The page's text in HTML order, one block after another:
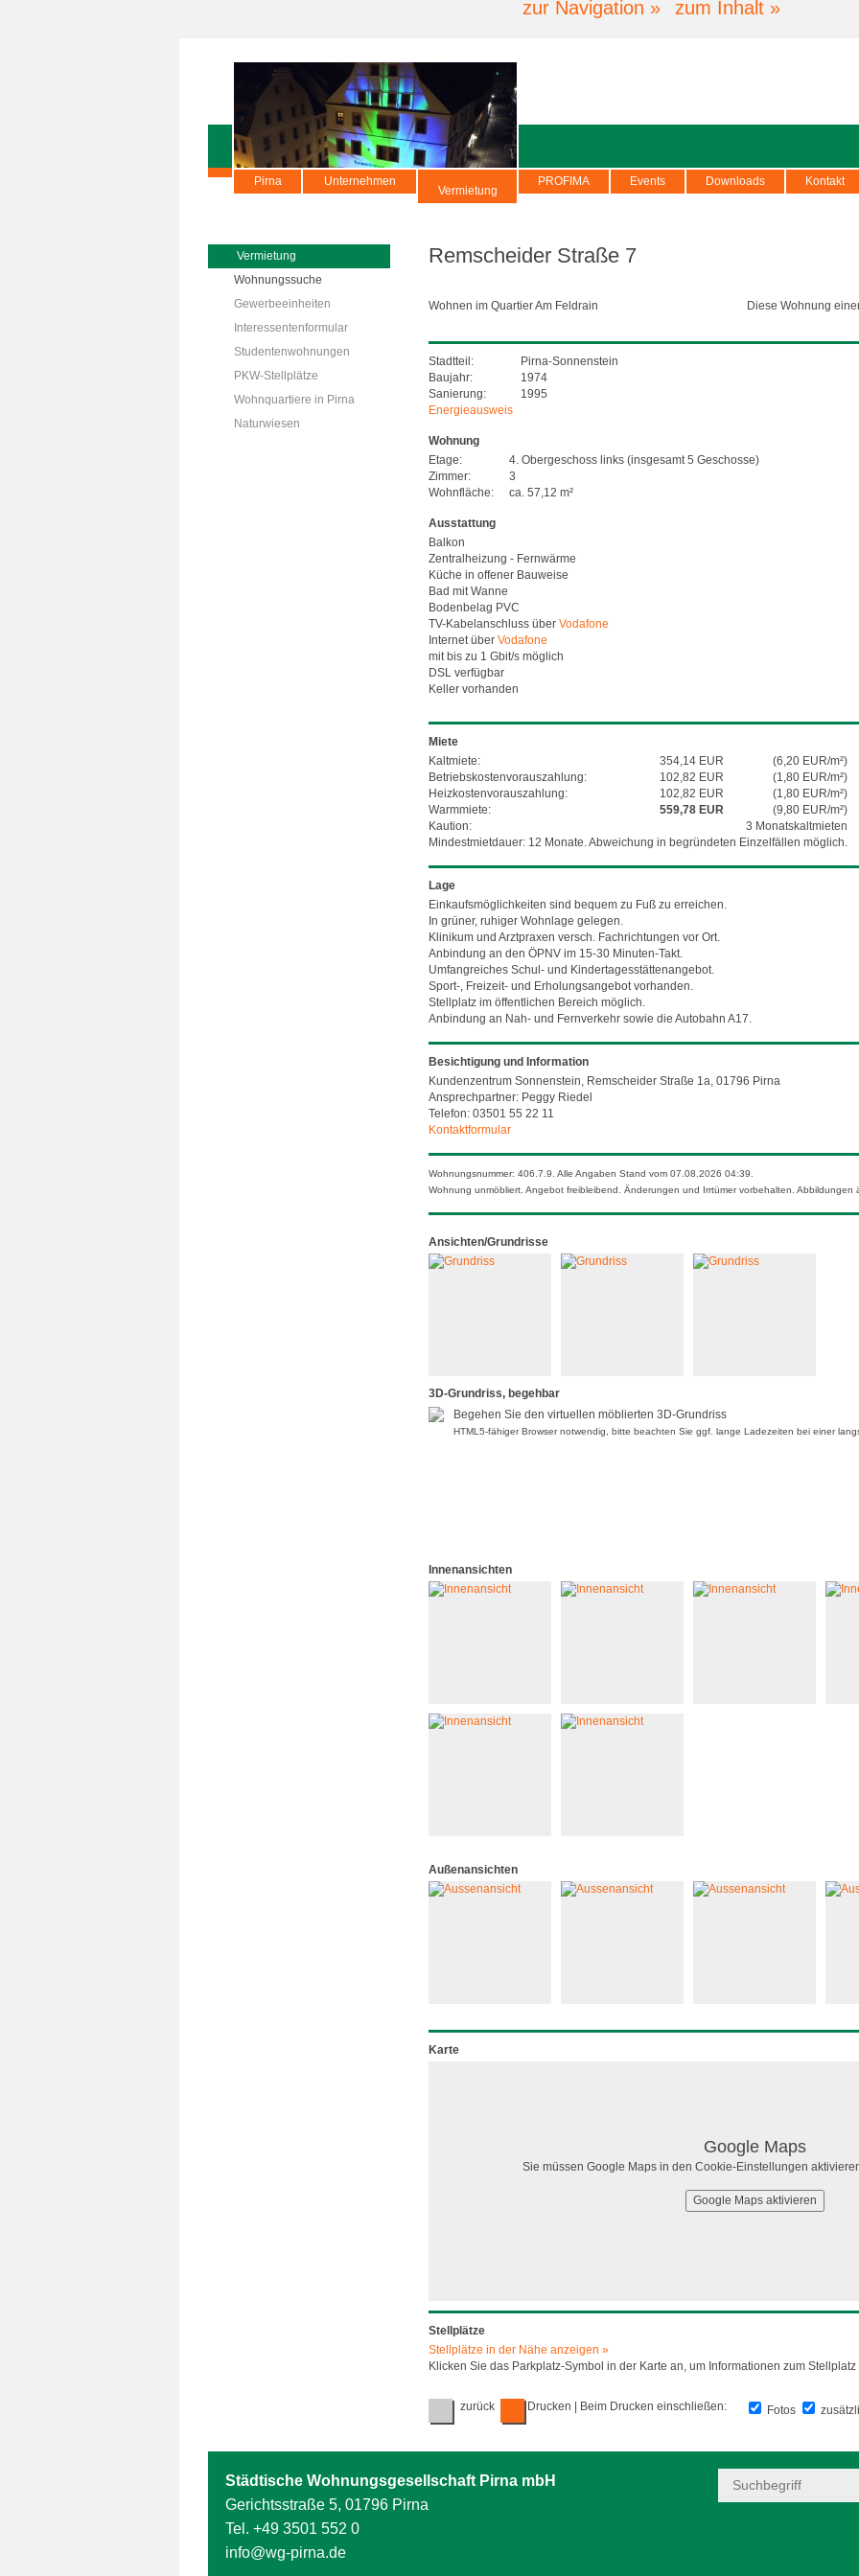
zur Navigation » zum Inhalt »
Pirna Unternehmen
Vermietung
PROFIMA Events Downloads Kontakt
Vermietung
Wohnungssuche
Gewerbeeinheiten
Interessentenformular
Studentenwohnungen
PKW-Stellplätze
Wohnquartiere in Pirna
Naturwiesen
Remscheider Straße 7
Wohnen im Quartier Am Feldrain Diese Wohnung
Stadtteil:
Pirna-Sonnenstein
Baujahr:
1974
Sanierung:
1995
Energieausweis
Wohnung
Etage:
4. Obergeschoss links (insgesamt 5 Geschosse)
Zimmer:
3
Wohnfläche:
ca. 57,12 m²
Ausstattung
Balkon
Zentralheizung - Fernwärme
Küche in offener Bauweise
Bad mit Wanne
Bodenbelag PVC
TV-Kabelanschluss über Vodafone
Internet über Vodafone
mit bis zu 1 Gbit/s möglich
DSL verfügbar
Keller vorhanden
Miete
Kaltmiete:
354,14 EUR
(6,20 EUR/m²)
Betriebskosten­vorauszahlung:
102,82 EUR
(1,80 EUR/m²)
Heizkosten­vorauszahlung:
102,82 EUR
(1,80 EUR/m²)
Warmmiete:
559,78 EUR
(9,80 EUR/m²)
Kaution:
3 Monatskaltmieten
Mindestmietdauer: 12 Monate. Abweichung in begründeten Einzelfällen möglich.
Lage
Einkaufsmöglichkeiten sind bequem zu Fuß zu erreichen.
In grüner, ruhiger Wohnlage gelegen.
Klinikum und Arztpraxen versch. Fachrichtungen vor Ort.
Anbindung an den ÖPNV im 15-30 Minuten-Takt.
Umfangreiches Schul- und Kindertagesstättenangebot.
Sport-, Freizeit- und Erholungsangebot vorhanden.
Stellplatz im öffentlichen Bereich möglich.
Anbindung an Nah- und Fernverkehr sowie die Autobahn A17.
Besichtigung und Information
Kundenzentrum Sonnenstein, Remscheider Straße 1a, 01796 Pirna
Ansprechpartner: Peggy Riedel
Telefon: 03501 55 22 11
Kontaktformular
Wohnungsnummer: 406.7.9. Alle Angaben Stand vom 07.08.2026 04:39.
Wohnung unmöbliert. Angebot freibleibend. Änderungen und Irrtümer vorbehalten. Abbildungen
Ansichten/Grundrisse
3D-Grundriss, begehbar
Begehen Sie den virtuellen möblierten 3D-Grundriss
HTML5-fähiger Browser notwendig, bitte beachten Sie ggf. lange Ladezeiten bei einer
Innenansichten
Außenansichten
Karte
Google Maps
Sie müssen Google Maps in den Cookie-Einstellungen
Google Maps aktivieren
Stellplätze
Stellplätze in der Nähe anzeigen »
Klicken Sie das Parkplatz-Symbol in der Karte an, um Informationen zum
zurück Drucken | Beim Drucken einschließen: Fotos
Städtische Wohnungsgesellschaft Pirna mbH
Gerichtsstraße 5, 01796 Pirna
Tel. +49 3501 552 0
info@wg-pirna.de